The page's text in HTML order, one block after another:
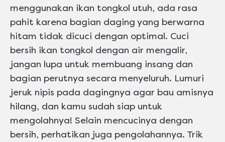
menggunakan ikan tongkol utuh, ada rasa
pahit karena bagian daging yang berwarna
hitam tidak dicuci dengan optimal. Cuci
bersih ikan tongkol dengan air mengalir,
jangan lupa untuk membuang insang dan
bagian perutnya secara menyeluruh. Lumuri
jeruk nipis pada dagingnya agar bau amisnya
hilang, dan kamu sudah siap untuk
mengolahnya! Selain mencucinya dengan
bersih, perhatikan juga pengolahannya. Trik